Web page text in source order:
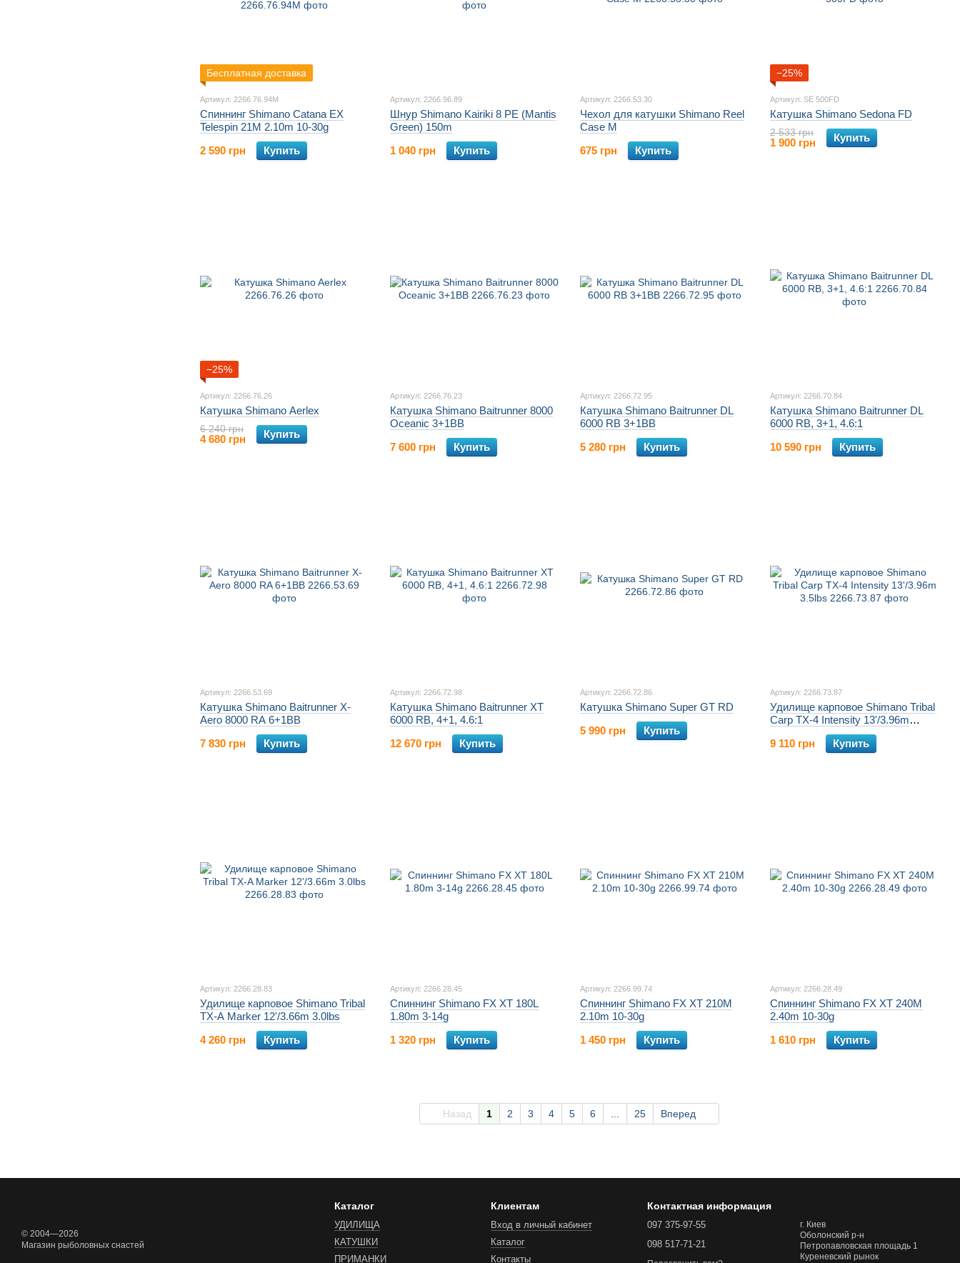
Бесплатная доставка
Артикул: 2266.76.94M
Спиннинг Shimano Catana EX
Telespin 21M 2.10m 10-30g
2 590 грн
Купить
Артикул: 2266.96.89
Шнур Shimano Kairiki 8 PE (Mantis
Green) 150m
1 040 грн
Купить
Артикул: 2266.53.30
Чехол для катушки Shimano Reel
Case M
675 грн
Купить
−25%
Артикул: SE 500FD
Катушка Shimano Sedona FD
2 533 грн
1 900 грн Купить
−25%
Артикул: 2266.76.26
Катушка Shimano Aerlex
6 240 грн
4 680 грн Купить
Артикул: 2266.76.23
Катушка Shimano Baitrunner 8000
Oceanic 3+1BB
7 600 грн
Купить
Артикул: 2266.72.95
Катушка Shimano Baitrunner DL
6000 RB 3+1BB
5 280 грн
Купить
Артикул: 2266.70.84
Катушка Shimano Baitrunner DL
6000 RB, 3+1, 4.6:1
10 590 грн
Купить
Артикул: 2266.53.69
Катушка Shimano Baitrunner X-
Aero 8000 RA 6+1BB
7 830 грн
Купить
Артикул: 2266.72.98
Катушка Shimano Baitrunner XT
6000 RB, 4+1, 4.6:1
12 670 грн
Купить
Артикул: 2266.72.86
Катушка Shimano Super GT RD
5 990 грн
Купить
Артикул: 2266.73.87
Удилище карповое Shimano Tribal
Carp TX-4 Intensity 13'/3.96m
9 110 грн
Купить
Артикул: 2266.28.83
Удилище карповое Shimano Tribal
TX-A Marker 12'/3.66m 3.0lbs
4 260 грн
Купить
Артикул: 2266.28.45
Спиннинг Shimano FX XT 180L
1.80m 3-14g
1 320 грн
Купить
Артикул: 2266.99.74
Спиннинг Shimano FX XT 210M
2.10m 10-30g
1 450 грн
Купить
Артикул: 2266.28.49
Спиннинг Shimano FX XT 240M
2.40m 10-30g
1 610 грн
Купить
Назад 1 2 3 4 5 6 ... 25 Вперед
© 2004—2026
Магазин рыболовных снастей
Каталог
УДИЛИЩА
КАТУШКИ
ПРИМАНКИ
Клиентам
Вход в личный кабинет
Каталог
Контакты
Контактная информация
097 375-97-55
098 517-71-21
г. Киев
Оболонский р-н
Петропавловская площадь 1
Куреневский рынок